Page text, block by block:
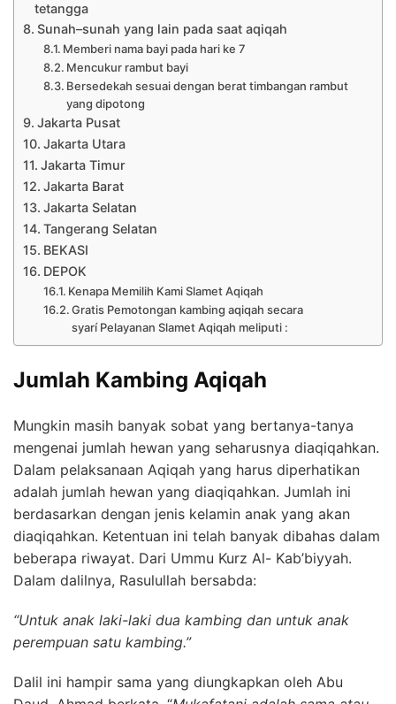
tetangga
Sunah–sunah yang lain pada saat aqiqah
Memberi nama bayi pada hari ke 7
Mencukur rambut bayi
Bersedekah sesuai dengan berat timbangan rambut
yang dipotong
Jakarta Pusat
Jakarta Utara
Jakarta Timur
Jakarta Barat
Jakarta Selatan
Tangerang Selatan
BEKASI
DEPOK
Kenapa Memilih Kami Slamet Aqiqah
Gratis Pemotongan kambing aqiqah secara
syarí Pelayanan Slamet Aqiqah meliputi :
Jumlah Kambing Aqiqah
Mungkin masih banyak sobat yang bertanya-tanya
mengenai jumlah hewan yang seharusnya diaqiqahkan.
Dalam pelaksanaan Aqiqah yang harus diperhatikan
adalah jumlah hewan yang diaqiqahkan. Jumlah ini
berdasarkan dengan jenis kelamin anak yang akan
diaqiqahkan. Ketentuan ini telah banyak dibahas dalam
beberapa riwayat. Dari Ummu Kurz Al- Kab’biyyah.
Dalam dalilnya, Rasulullah bersabda:
“Untuk anak laki-laki dua kambing dan untuk anak
perempuan satu kambing.”
Dalil ini hampir sama yang diungkapkan oleh Abu